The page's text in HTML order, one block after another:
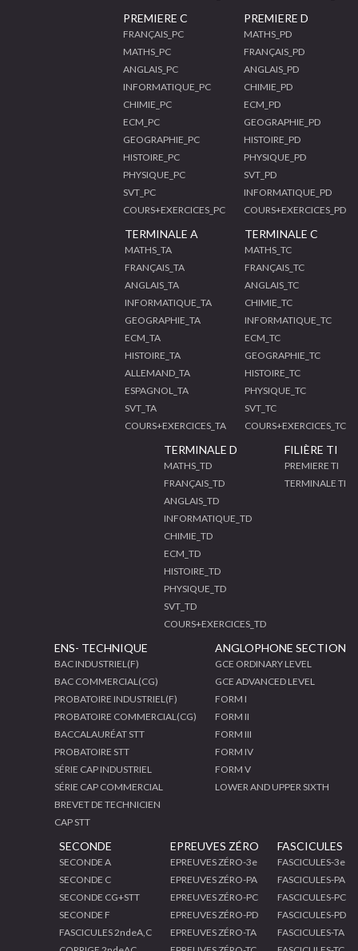
PREMIERE C
FRANÇAIS_PC
MATHS_PC
ANGLAIS_PC
INFORMATIQUE_PC
CHIMIE_PC
ECM_PC
GEOGRAPHIE_PC
HISTOIRE_PC
PHYSIQUE_PC
SVT_PC
COURS+EXERCICES_PC
PREMIERE D
MATHS_PD
FRANÇAIS_PD
ANGLAIS_PD
CHIMIE_PD
ECM_PD
GEOGRAPHIE_PD
HISTOIRE_PD
PHYSIQUE_PD
SVT_PD
INFORMATIQUE_PD
COURS+EXERCICES_PD
TERMINALE A
MATHS_TA
FRANÇAIS_TA
ANGLAIS_TA
INFORMATIQUE_TA
GEOGRAPHIE_TA
ECM_TA
HISTOIRE_TA
ALLEMAND_TA
ESPAGNOL_TA
SVT_TA
COURS+EXERCICES_TA
TERMINALE C
MATHS_TC
FRANÇAIS_TC
ANGLAIS_TC
CHIMIE_TC
INFORMATIQUE_TC
ECM_TC
GEOGRAPHIE_TC
HISTOIRE_TC
PHYSIQUE_TC
SVT_TC
COURS+EXERCICES_TC
TERMINALE D
MATHS_TD
FRANÇAIS_TD
ANGLAIS_TD
INFORMATIQUE_TD
CHIMIE_TD
ECM_TD
HISTOIRE_TD
PHYSIQUE_TD
SVT_TD
COURS+EXERCICES_TD
FILIÈRE TI
PREMIERE TI
TERMINALE TI
ENS- TECHNIQUE
BAC INDUSTRIEL(F)
BAC COMMERCIAL(CG)
PROBATOIRE INDUSTRIEL(F)
PROBATOIRE COMMERCIAL(CG)
BACCALAURÉAT STT
PROBATOIRE STT
SÉRIE CAP INDUSTRIEL
SÉRIE CAP COMMERCIAL
BREVET DE TECHNICIEN
CAP STT
ANGLOPHONE SECTION
GCE ORDINARY LEVEL
GCE ADVANCED LEVEL
FORM I
FORM II
FORM III
FORM IV
FORM V
LOWER AND UPPER SIXTH
SECONDE
SECONDE A
SECONDE C
SECONDE CG+STT
SECONDE F
FASCICULES 2ndeA,C
EPREUVES ZÉRO
EPREUVES ZÉRO-3e
EPREUVES ZÉRO-PA
EPREUVES ZÉRO-PC
EPREUVES ZÉRO-PD
EPREUVES ZÉRO-TA
FASCICULES
FASCICULES-3e
FASCICULES-PA
FASCICULES-PC
FASCICULES-PD
FASCICULES-TA